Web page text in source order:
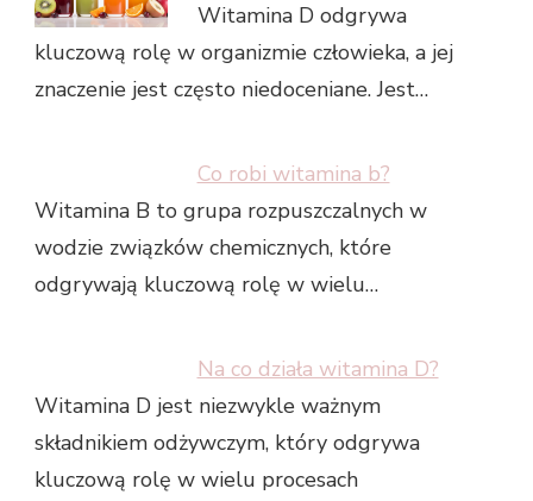
Witamina D odgrywa
kluczową rolę w organizmie człowieka, a jej
znaczenie jest często niedoceniane. Jest…
Co robi witamina b?
Witamina B to grupa rozpuszczalnych w
wodzie związków chemicznych, które
odgrywają kluczową rolę w wielu…
Na co działa witamina D?
Witamina D jest niezwykle ważnym
składnikiem odżywczym, który odgrywa
kluczową rolę w wielu procesach